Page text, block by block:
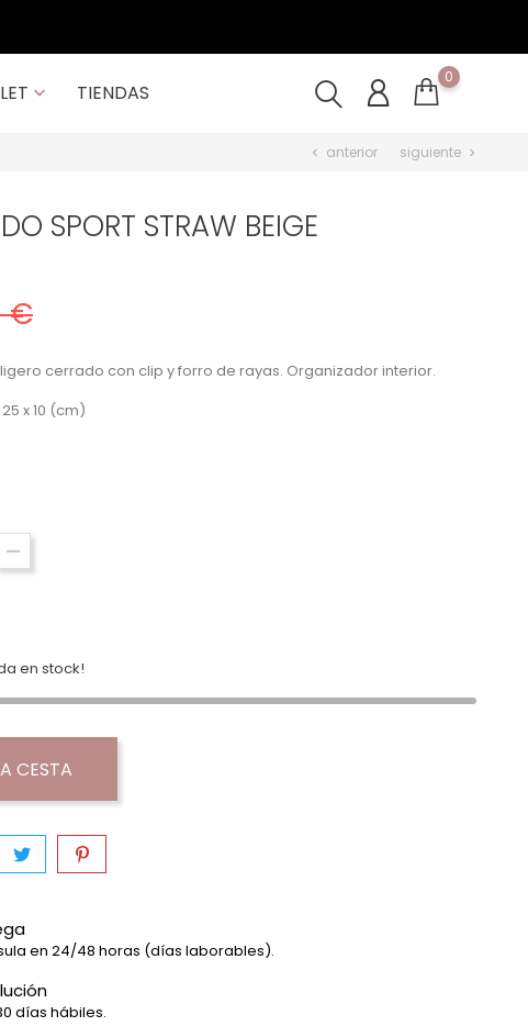
 TIENDAS
0
chevron_left anterior siguiente chevron_right
SPORT STRAW BEIGE
€
cerrado con clip y forro de rayas. Organizador interior.
x 10 (cm)
en stock!
CESTA
en 24/48 horas (días laborables).
días hábiles.